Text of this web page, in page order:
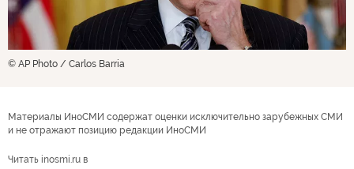
© AP Photo / Carlos Barria
Материалы ИноСМИ содержат оценки исключительно зарубежных СМИ
и не отражают позицию редакции ИноСМИ
Читать inosmi.ru в